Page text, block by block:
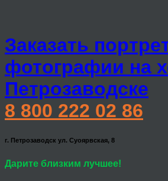
Заказать
фотографии на
Петрозаводске
8 800 222 02 86
г. Петрозаводск ул. Суоярвская, 8
Дарите близким лучшее!